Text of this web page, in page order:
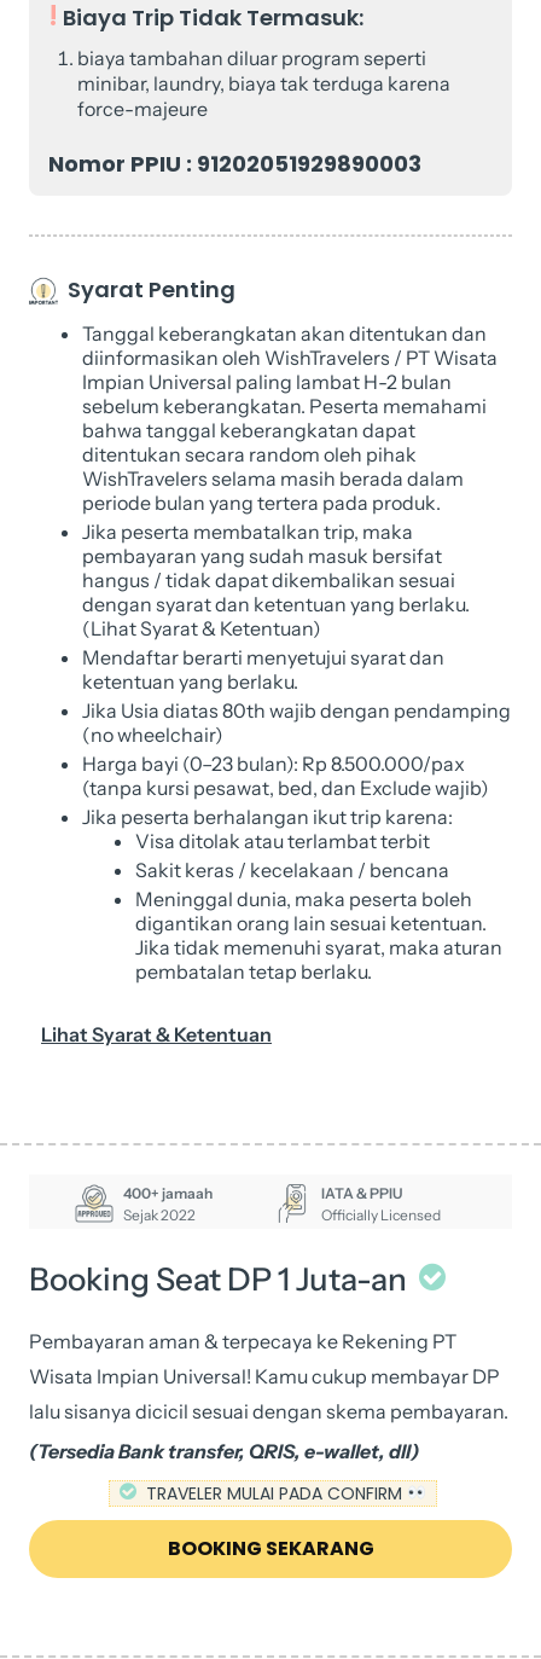
Biaya Trip Tidak Termasuk:
biaya tambahan diluar program seperti
minibar, laundry, biaya tak terduga karena
force-majeure
Nomor PPIU : 91202051929890003
Syarat Penting
Tanggal keberangkatan akan ditentukan dan
diinformasikan oleh WishTravelers / PT Wisata
Impian Universal paling lambat H-2 bulan
sebelum keberangkatan. Peserta memahami
bahwa tanggal keberangkatan dapat
ditentukan secara random oleh pihak
WishTravelers selama masih berada dalam
periode bulan yang tertera pada produk.
Jika peserta membatalkan trip, maka
pembayaran yang sudah masuk bersifat
hangus / tidak dapat dikembalikan sesuai
dengan syarat dan ketentuan yang berlaku.
(Lihat Syarat & Ketentuan)
Mendaftar berarti menyetujui syarat dan
ketentuan yang berlaku.
Jika Usia diatas 80th wajib dengan pendamping
(no wheelchair)
Harga bayi (0–23 bulan): Rp 8.500.000/pax
(tanpa kursi pesawat, bed, dan Exclude wajib)
Jika peserta berhalangan ikut trip karena:
Visa ditolak atau terlambat terbit
Sakit keras / kecelakaan / bencana
Meninggal dunia, maka peserta boleh
digantikan orang lain sesuai ketentuan.
Jika tidak memenuhi syarat, maka aturan
pembatalan tetap berlaku.
Lihat Syarat & Ketentuan
400+ jamaah
Sejak 2022
IATA & PPIU
Officially Licensed
Booking Seat DP 1 Juta-an
Pembayaran aman & terpecaya ke Rekening PT
Wisata Impian Universal! Kamu cukup membayar DP
lalu sisanya dicicil sesuai dengan skema pembayaran.
(Tersedia Bank transfer, QRIS, e-wallet, dll)
TRAVELER MULAI PADA CONFIRM
BOOKING SEKARANG